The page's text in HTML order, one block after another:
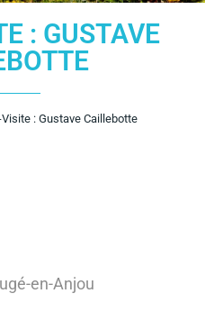
: GUSTAVE
: Gustave Caillebotte
en-Anjou